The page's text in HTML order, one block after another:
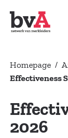
Homepage /
Effectiveness
2026